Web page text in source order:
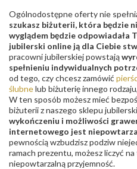
Ogólnodostępne oferty nie
szukasz biżuterii, która będzie
wyglądem będzie odpowiadała
jubilerski online ją dla Ciebie
pracowni jubilerskiej powstają
spełnieniu indywidualnych
od tego, czy chcesz zamówić
ślubnelub biżuterię innego
W ten sposób możesz mieć
biżuterii z naszego sklepu
wykończeniu i możliwości
internetowego jest
pewnością wzbudzisz podziw
ramach prezentu, możesz liczyć
niepowtarzalną przyjemność.